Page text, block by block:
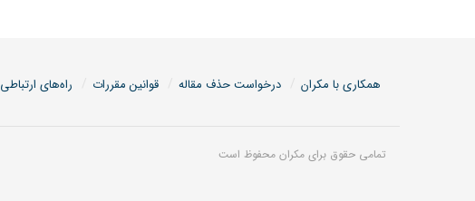
همکاری با مکران درخواست حذف مقاله قوانین مقررات راه‌های ارتباطی
تمامی حقوق برای مکران محفوظ است